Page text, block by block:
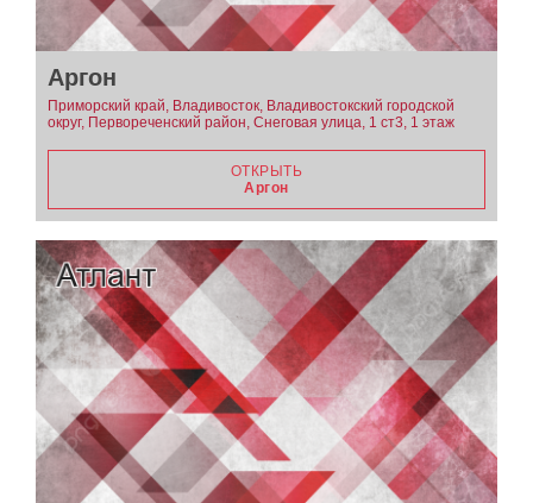
Аргон
Приморский край, Владивосток, Владивостокский городской
округ, Первореченский район, Снеговая улица, 1 ст3, 1 этаж
ОТКРЫТЬ
Аргон